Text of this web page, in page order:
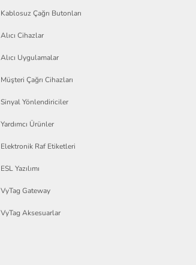
Kablosuz Çağrı Butonları
Alıcı Cihazlar
Alıcı Uygulamalar
Müşteri Çağrı Cihazları
Sinyal Yönlendiriciler
Yardımcı Ürünler
Elektronik Raf Etiketleri
ESL Yazılımı
VyTag Gateway
VyTag Aksesuarlar